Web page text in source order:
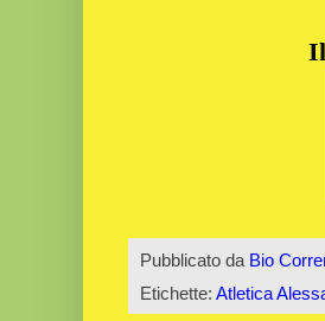
Pubblicato da Bio
Etichette: Atletica